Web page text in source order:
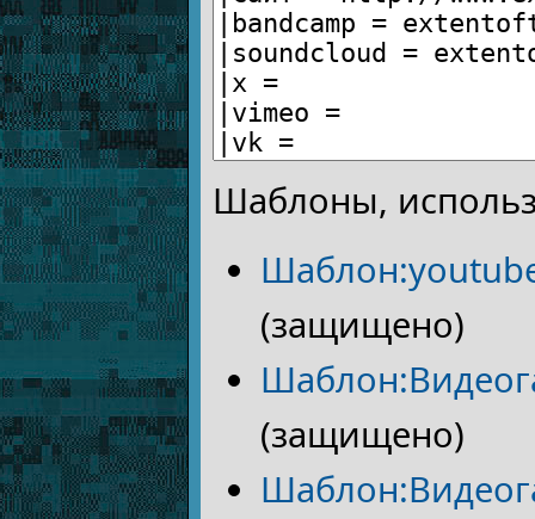
Шаблоны,
(защищено)
(защищено)